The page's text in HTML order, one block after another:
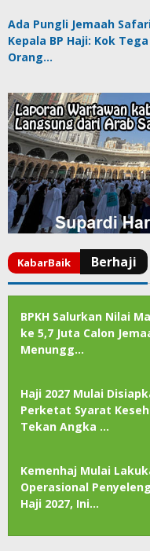
Ada Pungli Jemaah
Kepala BP Haji: Kok
Orang…
BPKH Salurkan Nilai
ke 5,7 Juta Calon
Menungg…
Haji 2027 Mulai
Perketat Syarat
Tekan Angka …
Kemenhaj Mulai
Operasional
Haji 2027, Ini…